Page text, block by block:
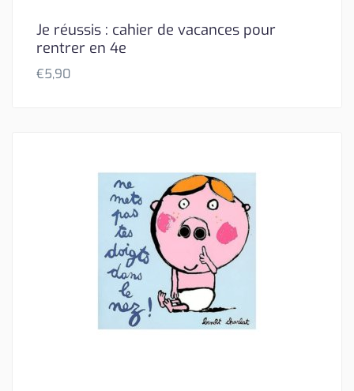
Je réussis : cahier de vacances pour
rentrer en 4e
€5,90